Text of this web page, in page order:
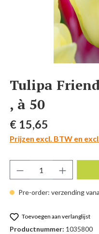
Tulipa
, à 50
Normale prijs:
€ 15,65
Prijzen excl. BTW en
Pre-order: verzending
Toevoegen aan verlanglijst
Productnummer: 1035800